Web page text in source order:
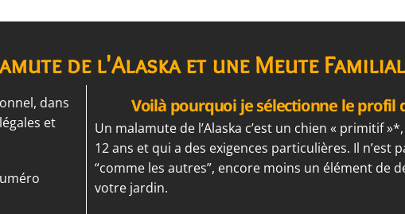
de l'Alaska et une Meute
dans
et
Voilà pourquoi je sélectionne le profil
Un malamute de l’Alaska c’est un chien « primitif
12 ans et qui a des exigences particulières. Il n’est
“comme les autres”, encore moins un élément de
votre jardin.